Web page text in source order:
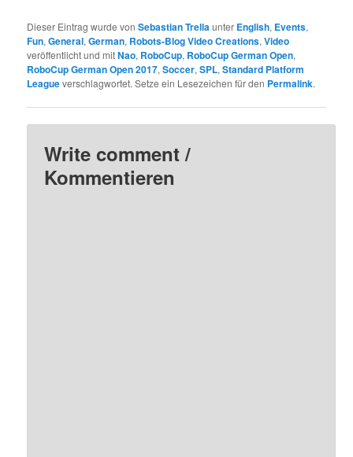
leipzig.de
Dieser Eintrag wurde vonSebastian Trellaunter English, Events,
Fun,General,German, Robots-Blog Video Creations,Video
veröffentlicht und mitNao, RoboCup, RoboCup German Open,
RoboCup German Open 2017,Soccer,SPL,Standard Platform
Leagueverschlagwortet. Setze ein Lesezeichen für den Permalink.
Write comment /
Kommentieren